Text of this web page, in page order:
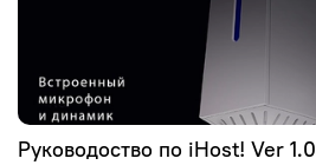
Руководоство по iHost! Ver 1.0